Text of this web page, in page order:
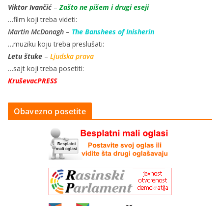
Viktor Ivančić– Zašto ne pišem i drugi eseji
…film koji treba videti:
Martin McDonagh – The Banshees of Inisherin
…muziku koju treba preslušati:
Letu štuke – Ljudska prava
…sajt koji treba posetiti:
KruševacPRESS
Obavezno posetite